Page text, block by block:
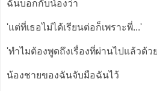
ฉันบอกกับน้องว่า
'แต่ที่เธอไม่ได้เรียนต่อก็เพราะพี่...'
'ทำไมต้องพูดถึงเรื่องที่ผ่านไปแล้วด้ว
น้องชายของฉันจับมือฉันไว้